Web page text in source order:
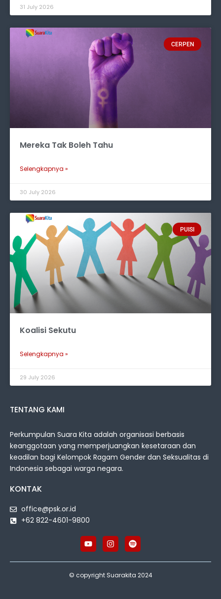
31 July 2026
CERPEN
Mereka Tak Boleh Tahu
Selengkapnya »
30 July 2026
PUISI
Koalisi Sekutu
Selengkapnya »
29 July 2026
TENTANG KAMI
Perkumpulan Suara Kita adalah organisasi berbasis
keanggotaan yang memperjuangkan kesetaraan dan
keadilan bagi Kelompok Ragam Gender dan Seksualitas di
Indonesia sebagai warga negara.
KONTAK
office@psk.or.id
+62 822-4601-9800
© copyright Suarakita 2024